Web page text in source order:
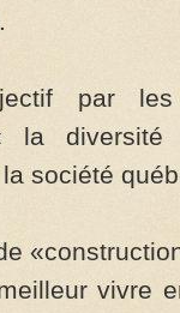
par
la diversité
société
vivre